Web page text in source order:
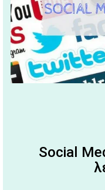
Social